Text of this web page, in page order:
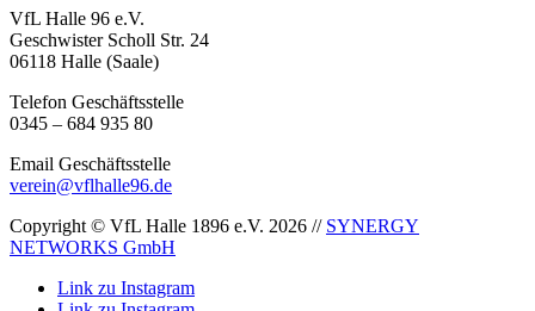
VfL Halle 96 e.V.
Geschwister Scholl Str. 24
06118 Halle (Saale)
Telefon Geschäftsstelle
0345 – 684 935 80
Email Geschäftsstelle
verein@vflhalle96.de
Copyright © VfL Halle 1896 e.V. 2026 // SYNERGY
NETWORKS GmbH
Link zu Instagram